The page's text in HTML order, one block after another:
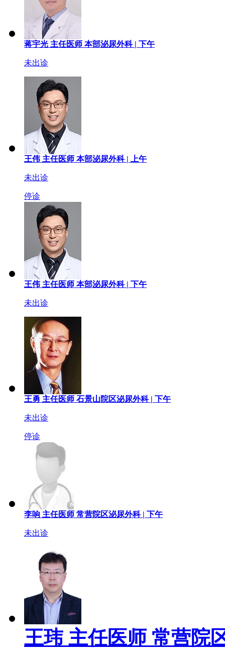
蒋宇光 主任医师 本部泌尿外科 | 下午
未出诊
王伟 主任医师 本部泌尿外科 | 上午
未出诊
停诊
王伟 主任医师 本部泌尿外科 | 下午
未出诊
王勇 主任医师 石景山院区泌尿外科 | 下午
未出诊
停诊
李响 主任医师 常营院区泌尿外科 | 下午
未出诊
王玮 主任医师 常营院